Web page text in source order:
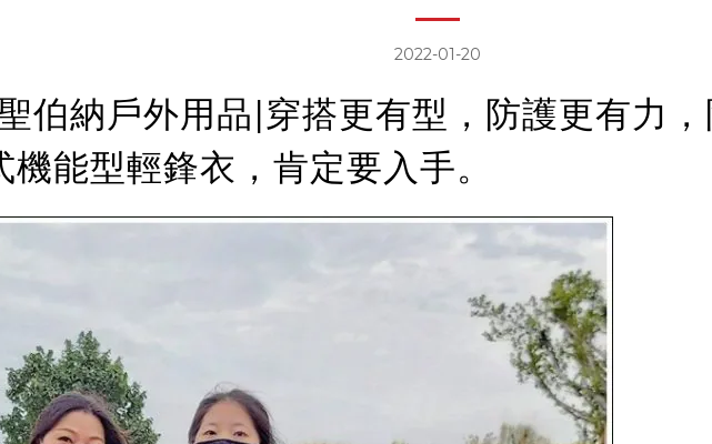
2022-01-20
伯納戶外用品|穿搭更有型，防護更有力
能型輕鋒衣，肯定要入手。